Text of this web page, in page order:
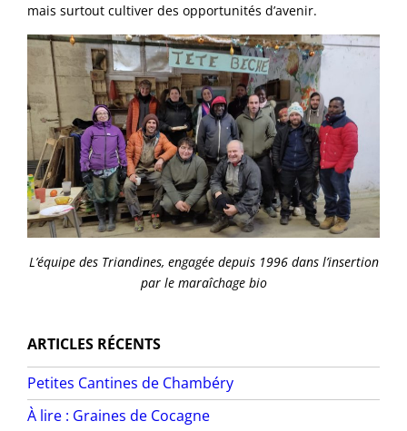
mais surtout cultiver des opportunités d’avenir.
L’équipe des Triandines, engagée depuis 1996 dans l’insertion
par le maraîchage bio
ARTICLES RÉCENTS
Petites Cantines de Chambéry
À lire : Graines de Cocagne